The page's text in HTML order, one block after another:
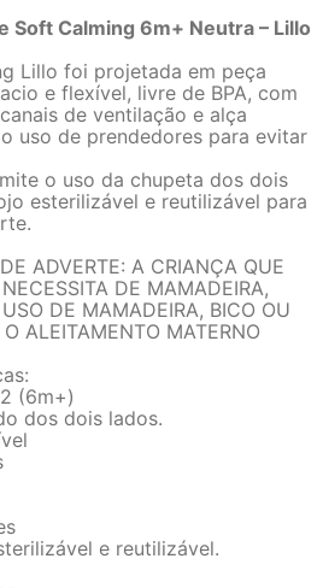
Soft Calming 6m+ Neutra – Lillo
Lillo foi projetada em peça
e flexível, livre de BPA, com
de ventilação e alça
uso de prendedores para evitar
o uso da chupeta dos dois
esterilizável e reutilizável para
ADVERTE: A CRIANÇA QUE
DE MAMADEIRA,
DE MAMADEIRA, BICO OU
ALEITAMENTO MATERNO
(6m+)
dos dois lados.
e reutilizável.